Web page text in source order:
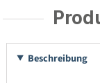
Beschreibung